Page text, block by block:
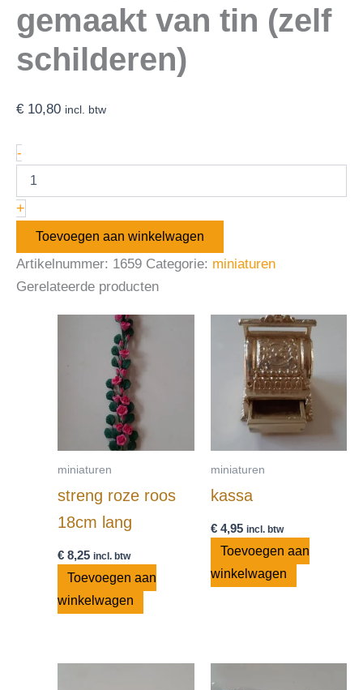
gemaakt van tin (zelf
schilderen)
€ 10,80 incl. btw
-
+
Toevoegen aan winkelwagen
Artikelnummer: 1659 Categorie: miniaturen
Gerelateerde producten
miniaturen
streng roze roos
18cm lang
€ 8,25 incl. btw
Toevoegen aan
winkelwagen
miniaturen
kassa
€4,95 incl. btw
Toevoegen aan
winkelwagen